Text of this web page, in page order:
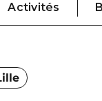
Activités